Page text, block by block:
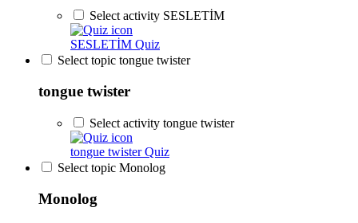
Select activity SESLETİM
SESLETİM Quiz
Select topic tongue twister
tongue twister
Select activity tongue twister
tongue twisterQuiz
Select topic Monolog
Monolog